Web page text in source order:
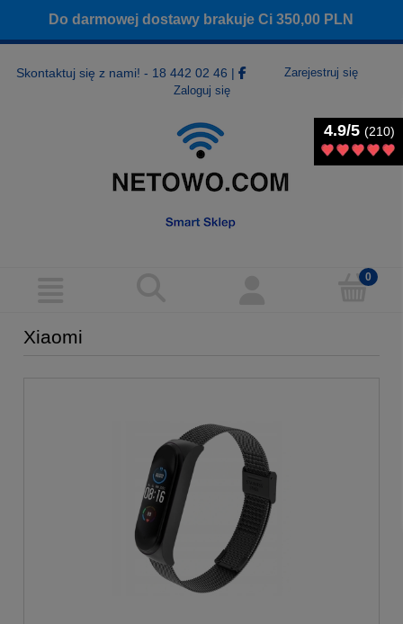
Do darmowej dostawy brakuje Ci350,00 PLN
Skontaktuj się z nami! - 18 442 02 46 |
Zarejestruj się
Zaloguj się
Xiaomi
4.9/5 (210)
4.9/5 (210)